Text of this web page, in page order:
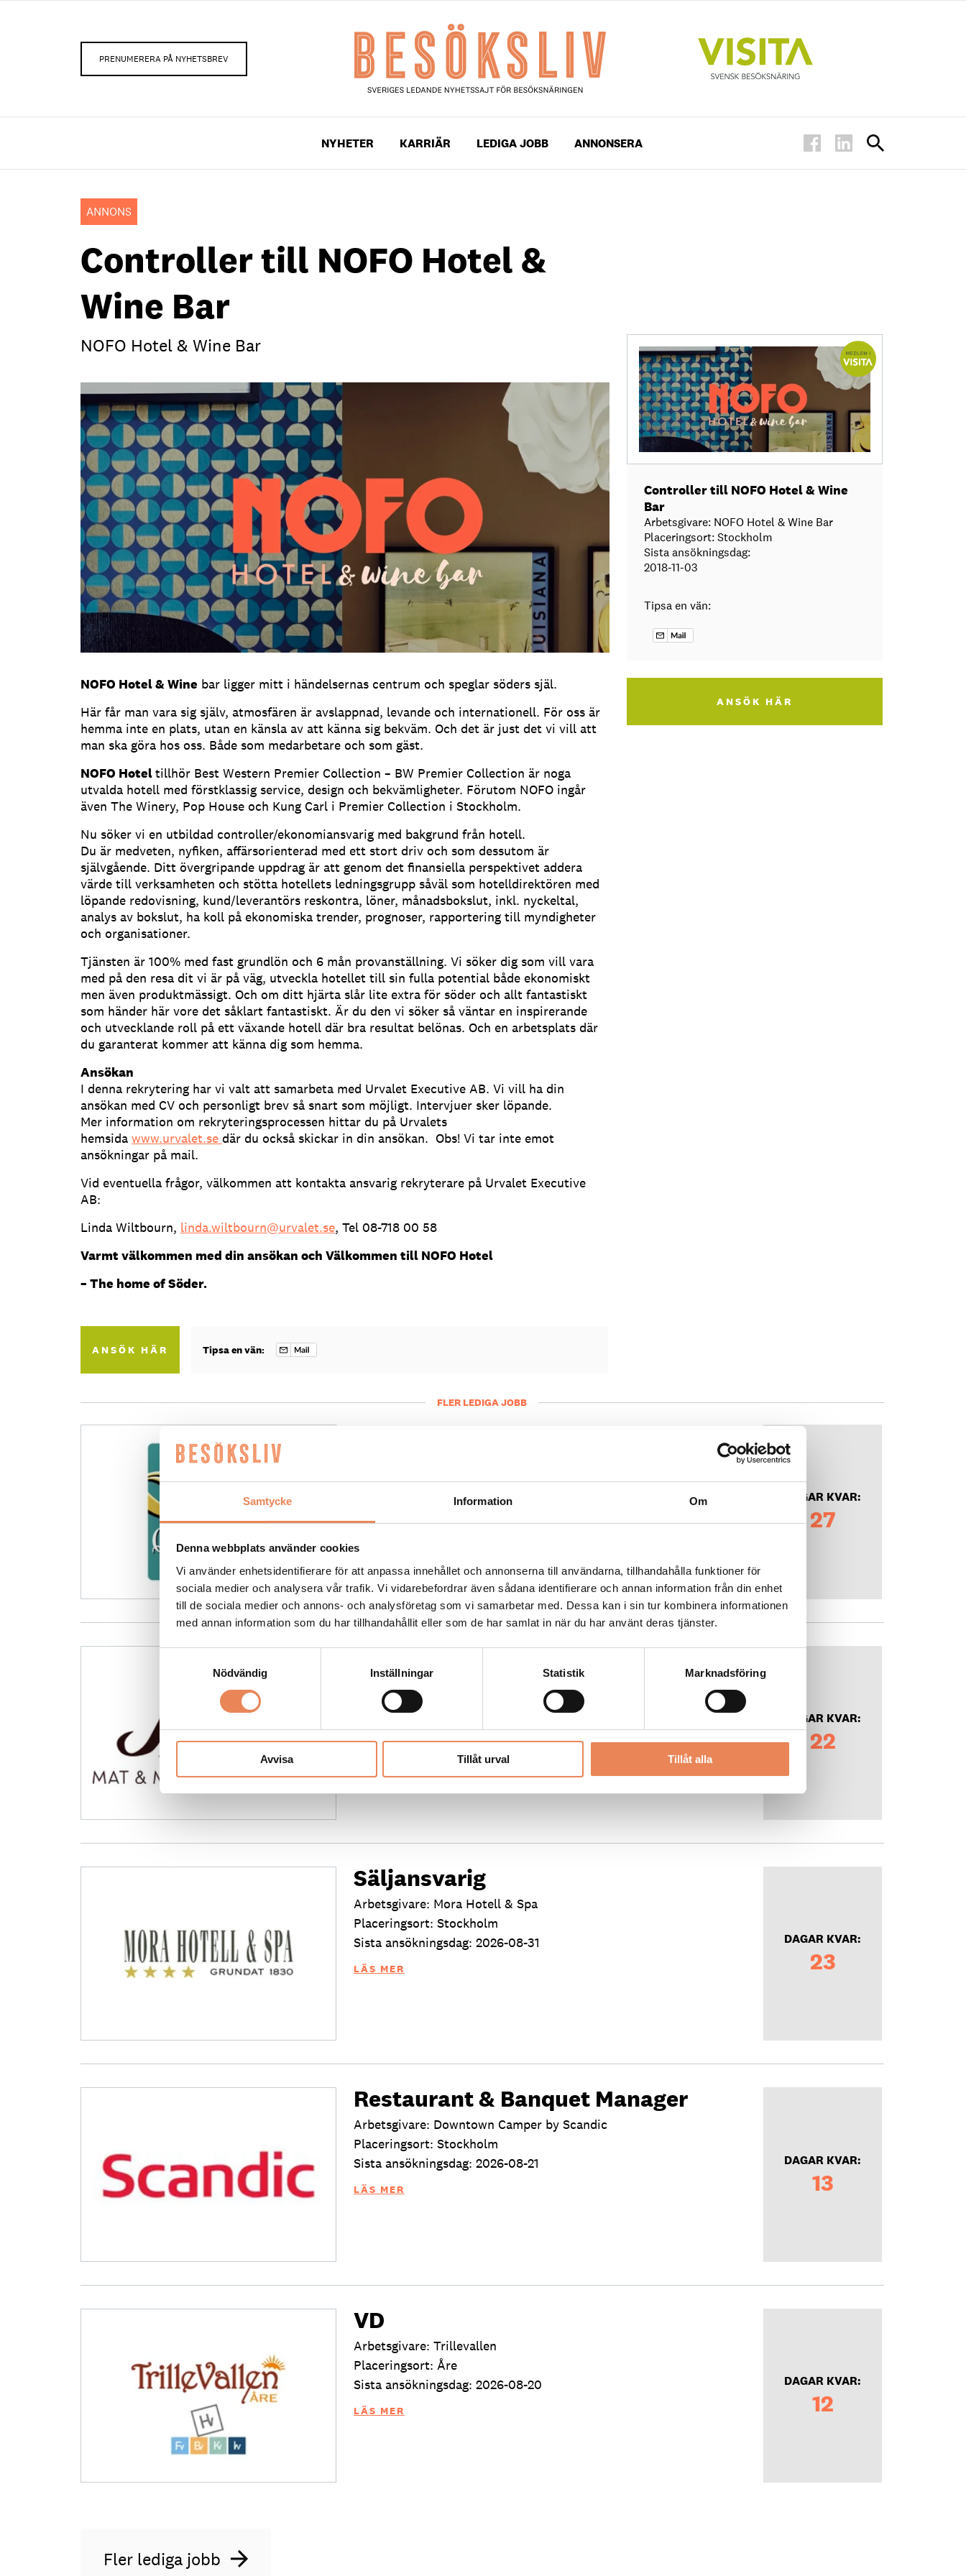
Samtycke Information Om
Denna webbplats använder cookies
Vi använder enhetsidentifierare för att anpassa innehållet och annonserna till användarna, tillhandahålla funktioner för
sociala medier och analysera vår trafik. Vi vidarebefordrar även sådana identifierare och annan information från din enhet
till de sociala medier och annons- och analysföretag som vi samarbetar med. Dessa kan i sin tur kombinera informationen
med annan information som du har tillhandahållit eller som de har samlat in när du har använt deras tjänster.
Nödvändig
Inställningar Statistik Marknadsföring
Avvisa Tillåt urval Tillåt alla
PRENUMERERA PÅ NYHETSBREV
NYHETER KARRIÄR LEDIGA JOBB ANNONSERA
ANNONS
Controller till NOFO Hotel &
Wine Bar
NOFO Hotel & Wine Bar
NOFO Hotel & Wine bar ligger mitt i händelsernas centrum och speglar söders själ.
Här får man vara sig själv, atmosfären är avslappnad, levande och internationell. För oss är
hemma inte en plats, utan en känsla av att känna sig bekväm. Och det är just det vi vill att
man ska göra hos oss. Både som medarbetare och som gäst.
NOFO Hoteltillhör Best Western Premier Collection – BW Premier Collection är noga
utvalda hotell med förstklassig service, design och bekvämligheter. Förutom NOFO ingår
även The Winery, Pop House och Kung Carl i Premier Collection i Stockholm.
Nu söker vi en utbildad controller/ekonomiansvarig med bakgrund från hotell.
Du är medveten, nyfiken, affärsorienterad med ett stort driv och som dessutom är
självgående. Ditt övergripande uppdrag är att genom det finansiella perspektivet addera
värde till verksamheten och stötta hotellets ledningsgrupp såväl som hotelldirektören med
löpande redovisning, kund/leverantörs reskontra, löner, månadsbokslut, inkl. nyckeltal,
analys av bokslut, ha koll på ekonomiska trender, prognoser, rapportering till myndigheter
och organisationer.
Tjänsten är 100% med fast grundlön och 6 mån provanställning. Vi söker dig som vill vara
med på den resa dit vi är på väg, utveckla hotellet till sin fulla potential både ekonomiskt
men även produktmässigt. Och om ditt hjärta slår lite extra för söder och allt fantastiskt
som händer här vore det såklart fantastiskt. Är du den vi söker så väntar en inspirerande
och utvecklande roll på ett växande hotell där bra resultat belönas. Och en arbetsplats där
du garanterat kommer att känna dig som hemma.
Ansökan
I denna rekrytering har vi valt att samarbeta med Urvalet Executive AB. Vi vill ha din
ansökan med CV och personligt brev så snart som möjligt. Intervjuer sker löpande.
Mer information om rekryteringsprocessen hittar du på Urvalets
hemsida www.urvalet.se där du också skickar in din ansökan. Obs! Vi tar inte emot
ansökningar på mail.
Vid eventuella frågor, välkommen att kontakta ansvarig rekryterare på Urvalet Executive
AB:
Linda Wiltbourn, linda.wiltbourn@urvalet.se, Tel 08-718 00 58
Varmt välkommen med din ansökan och Välkommen till NOFO Hotel
– The home of Söder.
ANSÖK HÄR Tipsa en vän:
Controller till NOFO Hotel & Wine
Bar
Arbetsgivare: NOFO Hotel & Wine Bar
Placeringsort: Stockholm
Sista ansökningsdag:
2018-11-03
Tipsa en vän:
ANSÖK HÄR
FLER LEDIGA JOBB
Placeringsort: Falun
Sista ansökningsdag: 2026-09-04
LÄS MER
DAGAR KVAR:
27
Kock
Arbetsgivare: Smådalarö Gård Hotell & Spa
Placeringsort: Dalarö
DAGAR KVAR:
22
Säljansvarig
Arbetsgivare: Mora Hotell & Spa
Placeringsort: Stockholm
Sista ansökningsdag: 2026-08-31
LÄS MER
DAGAR KVAR:
23
Restaurant & Banquet Manager
Arbetsgivare: Downtown Camper by Scandic
Placeringsort: Stockholm
Sista ansökningsdag: 2026-08-21
LÄS MER
DAGAR KVAR:
13
VD
Arbetsgivare: Trillevallen
Placeringsort: Åre
Sista ansökningsdag: 2026-08-20
LÄS MER
DAGAR KVAR:
12
Fler lediga jobb